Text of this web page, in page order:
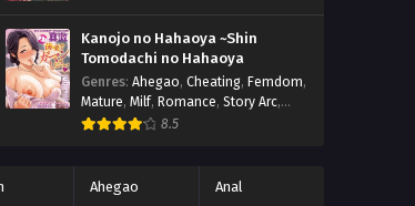
Kanojo no Hahaoya ~Shin
Tomodachi no Hahaoya
Genres: Ahegao, Cheating, Femdom,
Mature, Milf, Romance, Story Arc,
Vanilla,Virgin8.5
Ahegao
Anal